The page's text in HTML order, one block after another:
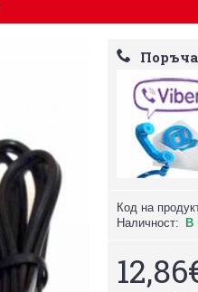
Код на
Наличност:
В